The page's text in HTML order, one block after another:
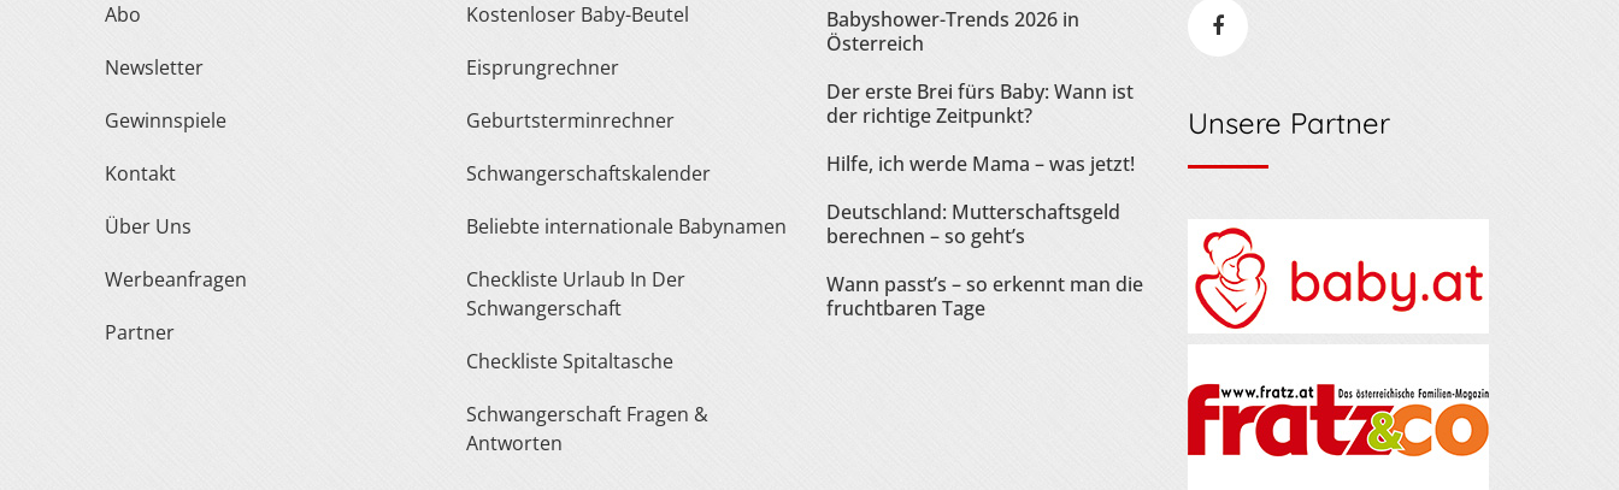
Abo
Newsletter
Gewinnspiele
Kontakt
Über Uns
Werbeanfragen
Partner
Kostenloser Baby-Beutel
Eisprungrechner
Geburtsterminrechner
Schwangerschaftskalender
Beliebte internationale Babynamen
Checkliste Urlaub In Der
Schwangerschaft
Checkliste Spitaltasche
Schwangerschaft Fragen &
Antworten
Babyshower-Trends 2026 in
Österreich
Der erste Brei fürs Baby: Wann ist
der richtige Zeitpunkt?
Hilfe, ich werde Mama – was jetzt!
Deutschland: Mutterschaftsgeld
berechnen – so geht’s
Wann passt’s – so erkennt man die
fruchtbaren Tage
Unsere Partner